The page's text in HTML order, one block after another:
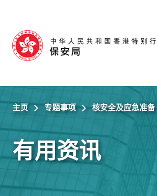
主页 专题事项 核安全及应急准备
有用资讯